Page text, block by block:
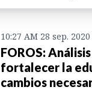
10:27 AM 28 sep. 2020
FOROS:
fortalecer la
cambios